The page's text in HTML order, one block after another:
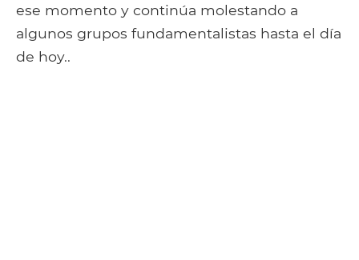
ese momento y continúa molestando a
algunos grupos fundamentalistas hasta el día
de hoy..